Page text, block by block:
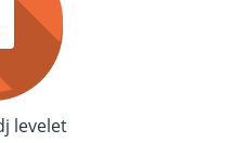
levelet